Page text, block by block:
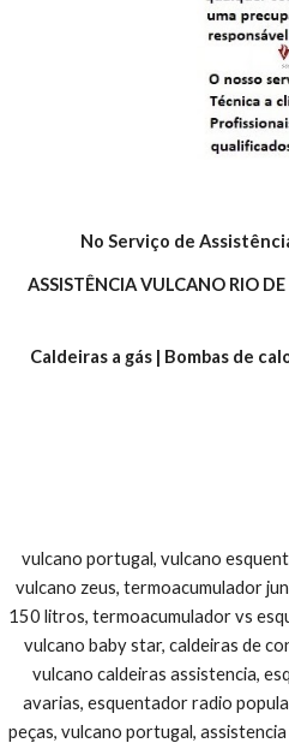
No Serviço de
ASSISTÊNCIA VULCANO RIO
Caldeiras a gás | Bombas de
vulcano portugal, vulcano
vulcano zeus, termoacumulador
150 litros, termoacumulador vs
vulcano baby star, caldeiras de
vulcano caldeiras assistencia,
avarias, esquentador radio
peças, vulcano portugal,